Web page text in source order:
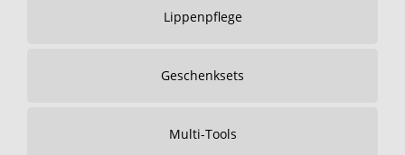
Lippenpflege
Geschenksets
Multi-Tools